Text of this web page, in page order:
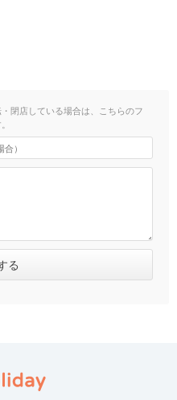
閉店している場合は、こちらのフ